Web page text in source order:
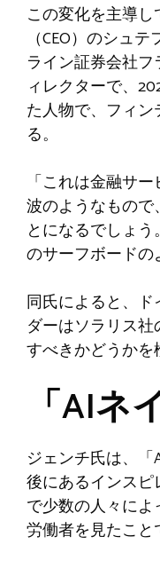
この変化を主導
（CEO）のシュ
ライン証券会社
ィレクターで、
た人物で、フィ
る。
「これは金融サ
波のようなもの
とになるでしょ
のサーフボードの
同氏によると、
ダーはソラリス
すべきかどうかを
「AIネ
ジェンチ氏は、
後にあるインス
で少数の人々に
労働者を見たこと